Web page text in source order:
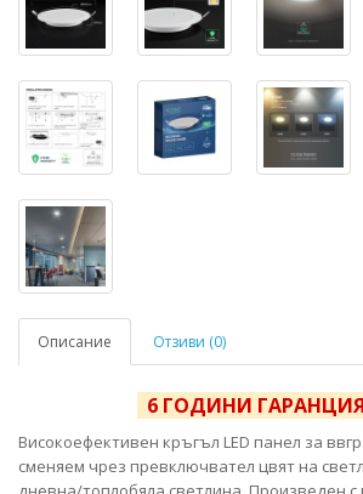
Описание Отзиви (0)
6 ГОДИНИ
Високоефективен кръгъл LED панел за
сменяем чрез превключвател цвят на